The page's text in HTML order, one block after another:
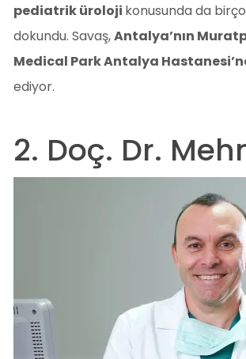
pediatrik üroloji konusunda da
dokundu. Savaş,Antalya’nın
Medical Park Antalya
ediyor.
2. Doç. Dr.